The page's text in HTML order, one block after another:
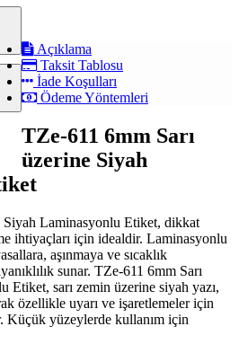
Açıklama
Taksit Tablosu
İade Koşulları
Ödeme Yöntemleri
TZe-611 6mm Sarı
üzerine Siyah
Siyah Laminasyonlu Etiket, dikkat
ihtiyaçları için idealdir. Laminasyonlu
aşınmaya ve sıcaklık
sunar. TZe-611 6mm Sarı
Etiket, sarı zemin üzerine siyah yazı,
özellikle uyarı ve işaretlemeler için
Küçük yüzeylerde kullanım için